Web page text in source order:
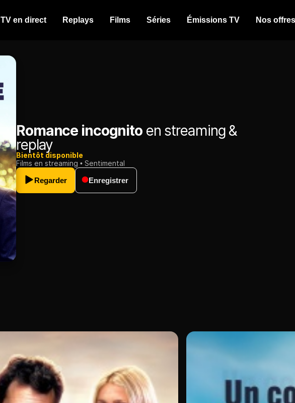
TV en direct Replays Films Séries Émissions TV Nos offres
Romance incognitoen streaming &
replay
Bientôt disponible
Films en streaming
Sentimental
Regarder
Enregistrer